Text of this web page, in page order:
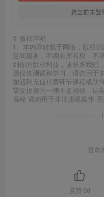
您当前未登
© 版权声明
1、本内容转载于网络，版权
空间服务，不拥有所有权，不
到你的版权利益，请联系我们
源仅供测试和学习，请勿用于
如遇到充值付费环节课程或软
需要投资的一律不要相信，访
揭秘 请勿用于非法违规操作
喜欢
点赞 30